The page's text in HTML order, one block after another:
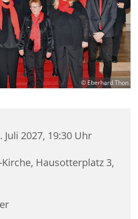
© Eberhard Thon
2027, 19:30 Uhr
Hausotterplatz 3,